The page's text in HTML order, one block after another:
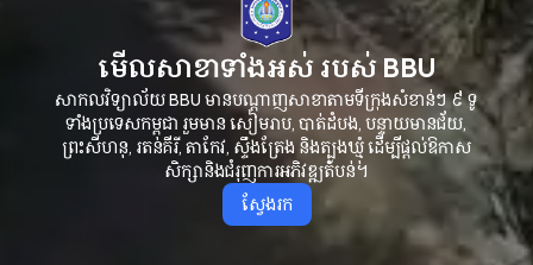
មើលសាខាទាំងអស់របស់ BBU
សាកលវិទ្យាល័យBBUមានបណ្ដាញសាខាតាមទីក្រុងសំខាន់ៗ៩ទូ
ទាំងប្រទេសកម្ពុជា រួមមាន សៀមរាប,បាត់ដំបង,បន្ទាយមានជ័យ,
ព្រះសីហនុ, រតនគីរី, តាកែវ, ស្ទឹងត្រែង និងត្បូងឃ្មុំដើម្បីផ្តល់ឱកាស
សិក្សានិងជំរុញការអភិវឌ្ឍតំបន់។
ស្វែងរក